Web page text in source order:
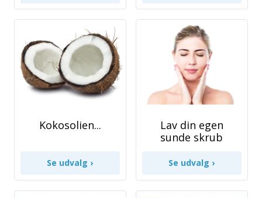
Kokosolien...
Lav din egen
sunde skrub